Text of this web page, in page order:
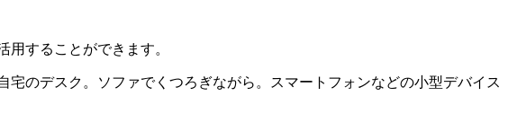
することができます。
のデスク。ソファでくつろぎながら。スマートフォンなどの小型デバイス